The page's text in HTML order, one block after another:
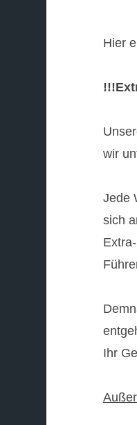
Hier
wir
Jede
sich
Ihr